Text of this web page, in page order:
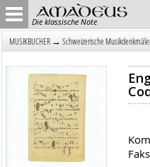
Die klassische Note
MUSIKBÜCHER → Schweizerische